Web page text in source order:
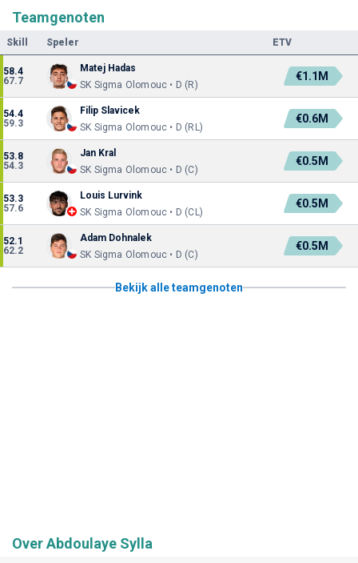
Teamgenoten
Skill Speler ETV
58.4
67.7
Matej Hadas
SK Sigma Olomouc • D (R)
€1.1M
54.4
59.3
Filip Slavicek
SK Sigma Olomouc • D (RL)
€0.6M
53.8
54.3
Jan Kral
SK Sigma Olomouc • D (C)
€0.5M
53.3
57.6
Louis Lurvink
SK Sigma Olomouc • D (CL)
€0.5M
52.1
62.2
Adam Dohnalek
SK Sigma Olomouc • D (C)
€0.5M
Bekijk alle teamgenoten
Over Abdoulaye Sylla